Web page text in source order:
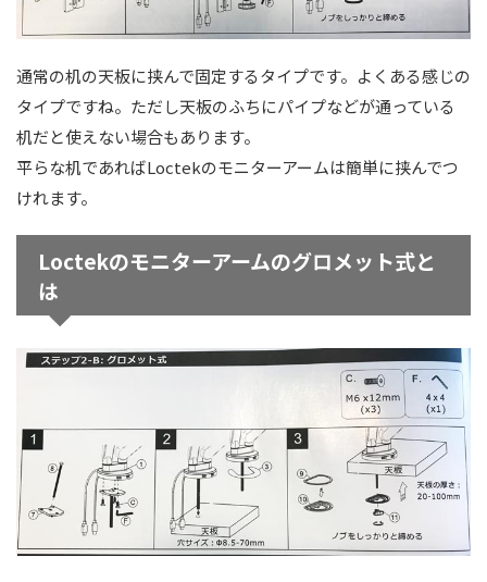
通常の机の天板に挟んで固定するタイプです。よくある感じの
タイプですね。ただし天板のふちにパイプなどが通っている
机だと使えない場合もあります。
平らな机であればLoctekのモニターアームは簡単に挟んでつ
けれます。
Loctekのモニターアームのグロメット式と
は